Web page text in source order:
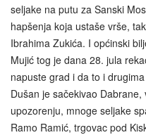
seljake na putu za Sanski
hapšenja koja ustaše vrše,
Ibrahima Zukića. I općinski
Mujić tog je dana 28. jula
napuste grad i da to i
Dušan je sačekivao
upozorenju, mnoge seljake
Ramo Ramić, trgovac pod